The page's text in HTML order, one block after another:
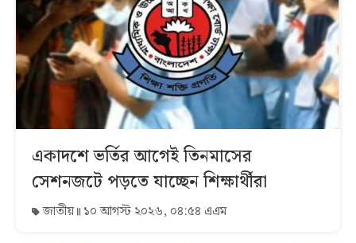
একাদশে ভর্তির আগেই তিনমাসের
সেশনজটে পড়তে যাচ্ছেন শিক্ষার্থীরা
জাতীয় ১০ আগস্ট ২০২৬, ০৪:৫৪ এএম